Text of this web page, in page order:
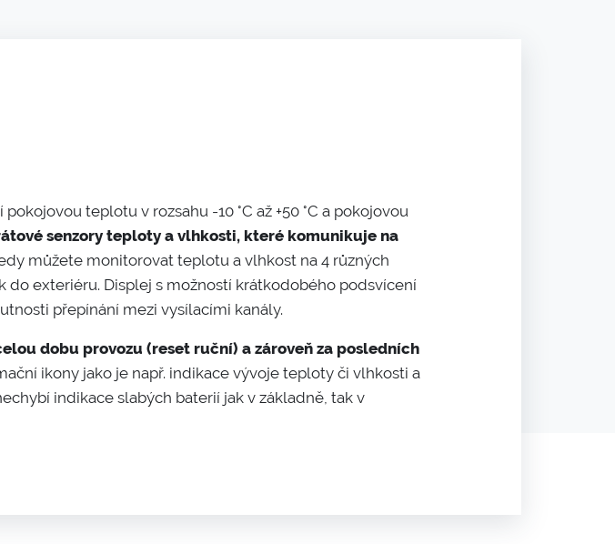
teplotu v rozsahu -10 °C až +50 °C a pokojovou
senzory teploty a vlhkosti, které komunikuje na
můžete monitorovat teplotu a vlhkost na 4 různých
exteriéru. Displej s možností krátkodobého podsvícení
přepínání mezi vysílacími kanály.
dobu provozu (reset ruční) a zároveň za posledních
ikony jako je např. indikace vývoje teploty či vlhkosti a
indikace slabých baterií jak v základně, tak v